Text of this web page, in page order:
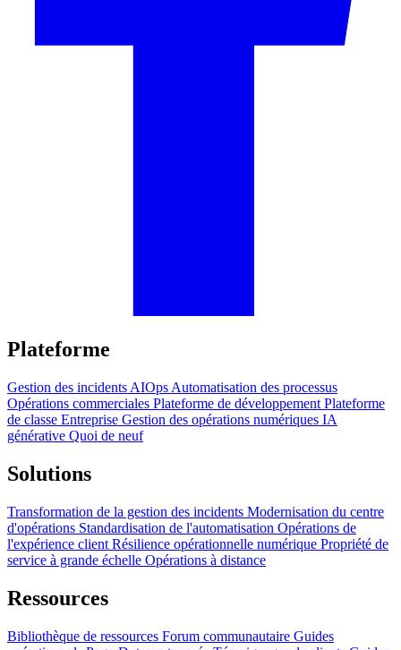
Plateforme
Gestion des incidents AIOps Automatisation des processus
Opérations commerciales Plateforme de développement Plateforme
de classe Entreprise Gestion des opérations numériques IA
générative Quoi de neuf
Solutions
Transformation de la gestion des incidents Modernisation du centre
d'opérations Standardisation de l'automatisation Opérations de
l'expérience client Résilience opérationnelle numérique Propriété de
service à grande échelle Opérations à distance
Ressources
Bibliothèque de ressources Forum communautaire Guides